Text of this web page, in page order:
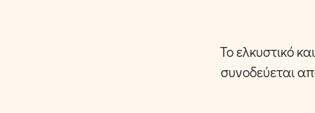
Το ελκυστικό
συνοδεύεται